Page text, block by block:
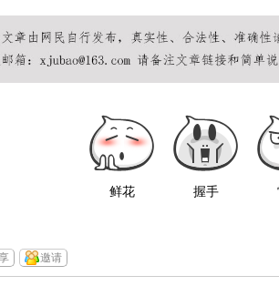
鲜花 握手
邀请